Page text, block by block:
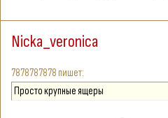
Nicka_veronica
7878787878
Просто крупные ящеры